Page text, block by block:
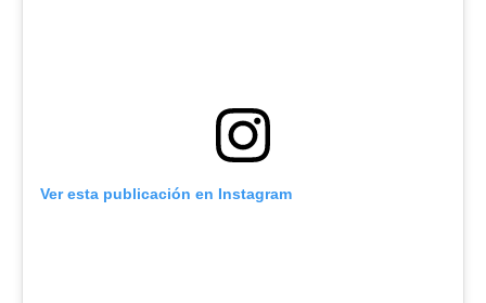
Ver esta publicación en Instagram